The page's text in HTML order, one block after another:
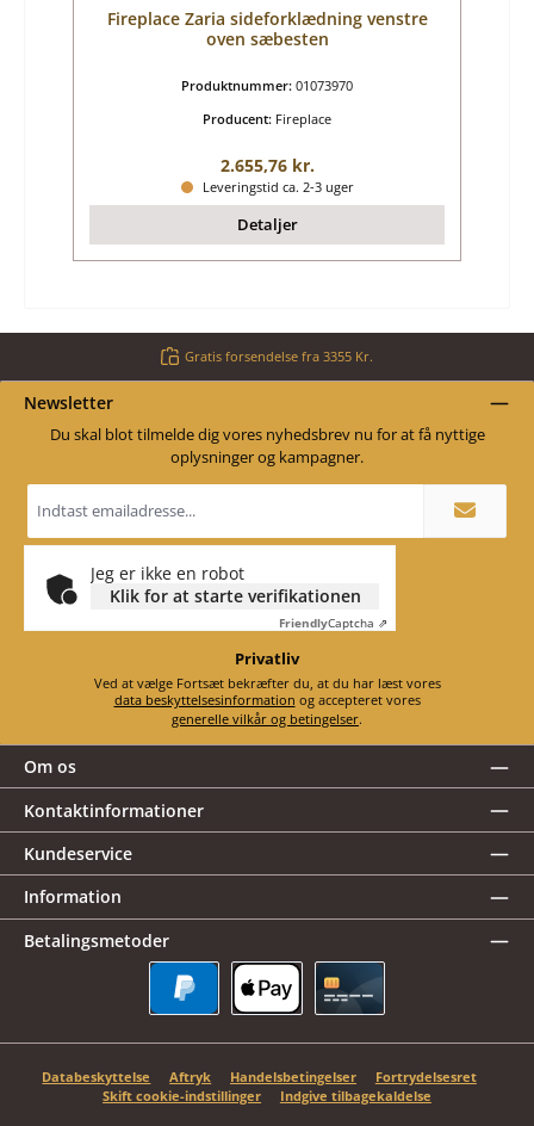
Fireplace Zaria sideforklædning venstre
oven sæbesten
Produktnummer: 01073970
Producent: Fireplace
Almindelig pris:
2.655,76 kr.
Leveringstid ca. 2-3 uger
Detaljer
Gratis forsendelse fra 3355 Kr.
Newsletter
Du skal blot tilmelde dig vores nyhedsbrev nu for at få nyttige
oplysninger og kampagner.
adresse
Jeg er ikke en robot
Klik for at starte verifikationen
FriendlyCaptcha ⇗
Privatliv
Ved at vælge Fortsæt bekræfter du, at du har læst vores
data beskyttelsesinformation
og accepteret vores
generelle vilkår og betingelser.
Om os
Kontaktinformationer
Kundeservice
Information
Betalingsmetoder
Databeskyttelse Aftryk Handelsbetingelser
Fortrydelsesret
Skift cookie-indstillinger
Indgive tilbagekaldelse